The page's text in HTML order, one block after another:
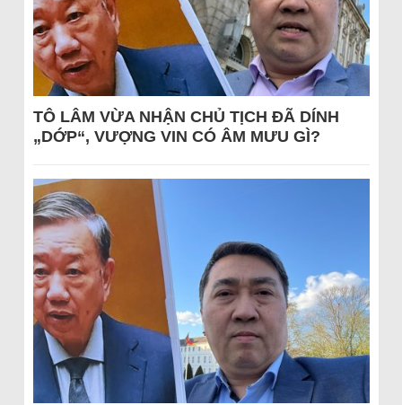
TÔ LÂM VỪA NHẬN CHỦ TỊCH ĐÃ DÍNH
„DỚP“, VƯỢNG VIN CÓ ÂM MƯU GÌ?